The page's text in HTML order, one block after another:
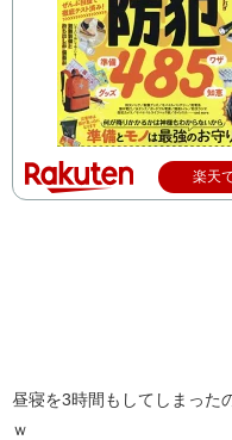
楽天
昼寝を3時間もしてしまった
ｗ